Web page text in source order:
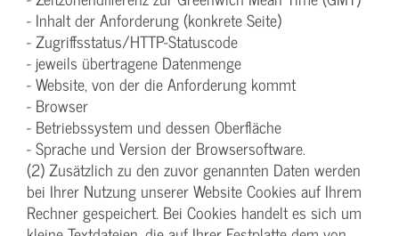
- Inhalt der Anforderung (konkrete Seite)
- Zugriffsstatus/HTTP-Statuscode
- jeweils übertragene Datenmenge
- Website, von der die Anforderung kommt
- Browser
- Betriebssystem und dessen Oberfläche
- Sprache und Version der Browsersoftware.
(2) Zusätzlich zu den zuvor genannten Daten werden
bei Ihrer Nutzung unserer Website Cookies auf Ihrem
Rechner gespeichert. Bei Cookies handelt es sich um